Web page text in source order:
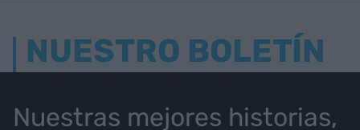
NUESTRO BOLETÍN
Nuestras mejores historias,